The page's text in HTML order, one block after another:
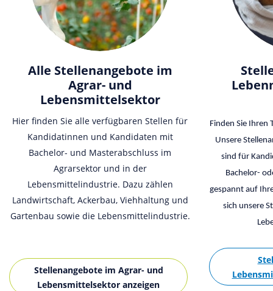
Alle Stellenangebote im
Agrar- und
Lebensmittelsektor
Hier finden Sie alle verfügbaren Stellen für
Kandidatinnen und Kandidaten mit
Bachelor- und Masterabschluss im
Agrarsektor und in der
Lebensmittelindustrie. Dazu zählen
Landwirtschaft, Ackerbau, Viehhaltung und
Gartenbau sowie die Lebensmittelindustrie.
Stellenangebote im Agrar- und
Lebensmittelsektor anzeigen
Finden Sie Ihren
Unsere
sind für
Bachelor-
gespannt auf
sich unsere